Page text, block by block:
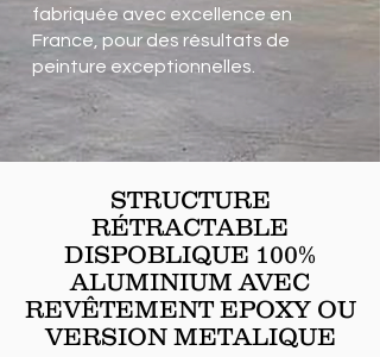
fabriquée avec excellence en
France, pour des résultats de
peinture exceptionnelles.
STRUCTURE
RÉTRACTABLE
DISPOBLIQUE 100%
ALUMINIUM AVEC
REVÊTEMENT EPOXY OU
VERSION METALIQUE